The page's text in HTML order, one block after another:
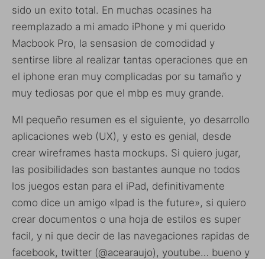
sido un exito total. En muchas ocasines ha
reemplazado a mi amado iPhone y mi querido
Macbook Pro, la sensasion de comodidad y
sentirse libre al realizar tantas operaciones que en
el iphone eran muy complicadas por su tamaño y
muy tediosas por que el mbp es muy grande.
MI pequeño resumen es el siguiente, yo desarrollo
aplicaciones web (UX), y esto es genial, desde
crear wireframes hasta mockups. Si quiero jugar,
las posibilidades son bastantes aunque no todos
los juegos estan para el iPad, definitivamente
como dice un amigo «Ipad is the future», si quiero
crear documentos o una hoja de estilos es super
facil, y ni que decir de las navegaciones rapidas de
facebook, twitter (@acearaujo), youtube… bueno y